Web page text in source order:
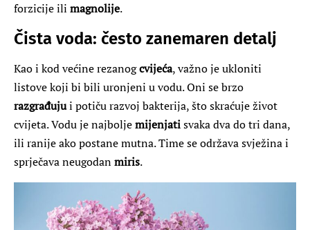
forzicije ili magnolije.
Čista voda: često zanemaren detalj
Kao i kod većine rezanogcvijeća, važno je ukloniti
listove koji bi bili uronjeni u vodu. Oni se brzo
razgrađujui potiču razvoj bakterija, što skraćuje život
cvijeta. Vodu je najboljemijenjatisvaka dva do tri dana,
ili ranije ako postane mutna. Time se održava svježina i
sprječava neugodanmiris.